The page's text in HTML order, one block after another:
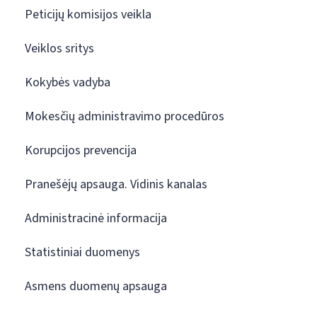
Peticijų komisijos veikla
Veiklos sritys
Kokybės vadyba
Mokesčių administravimo procedūros
Korupcijos prevencija
Pranešėjų apsauga. Vidinis kanalas
Administracinė informacija
Statistiniai duomenys
Asmens duomenų apsauga